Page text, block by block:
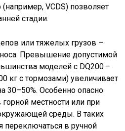
(например, VCDS) позволяет
стадии.
или тяжелых грузов –
Превышение допустимой
моделей с DQ200 –
кг с тормозами) увеличивает
30–50%. Особенно опасно
местности или при
среды. В таких
переключаться в ручной